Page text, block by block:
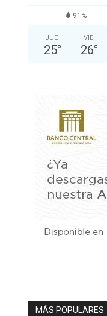
91%
JUE
25°
VIE
26°
MÁS POPULARES